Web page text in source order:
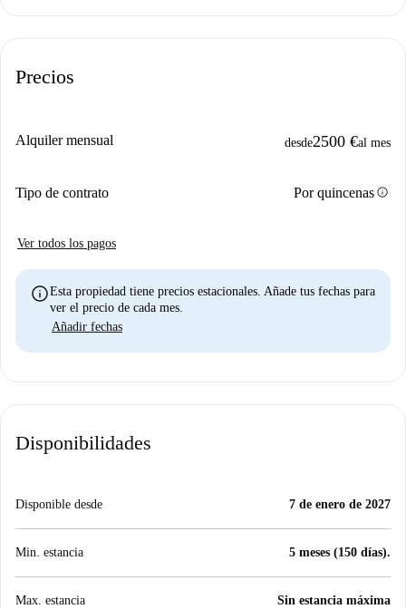
Precios
Alquiler mensual desde2500 €al mes
Tipo de contrato Por quincenasinfo
Ver todos los pagos
infoEsta propiedad tiene precios estacionales. Añade tus fechas para
ver el precio de cada mes.
Añadir fechas
Disponibilidades
Disponible desde 7 de enero de 2027
Min. estancia 5 meses (150 días).
Max. estancia Sin estancia máxima